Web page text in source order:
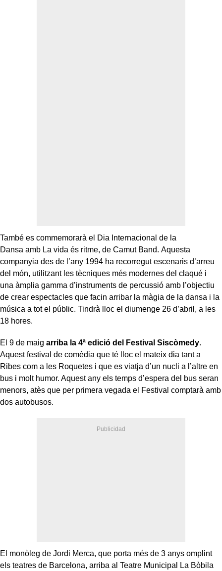
També es commemorarà el Dia Internacional de la
Dansa amb La vida és ritme, de Camut Band. Aquesta
companyia des de l’any 1994 ha recorregut escenaris d’arreu
del món, utilitzant les tècniques més modernes del claqué i
una àmplia gamma d’instruments de percussió amb l’objectiu
de crear espectacles que facin arribar la màgia de la dansa i la
música a tot el públic. Tindrà lloc el diumenge 26 d’abril, a les
18 hores.
El 9 de maig arriba la 4ª edició del Festival Siscòmedy.
Aquest festival de comèdia que té lloc el mateix dia tant a
Ribes com a les Roquetes i que es viatja d’un nucli a l’altre en
bus i molt humor. Aquest any els temps d’espera del bus seran
menors, atès que per primera vegada el Festival comptarà amb
dos autobusos.
El monòleg de Jordi Merca, que porta més de 3 anys omplint
els teatres de Barcelona, arriba al Teatre Municipal La Bòbila